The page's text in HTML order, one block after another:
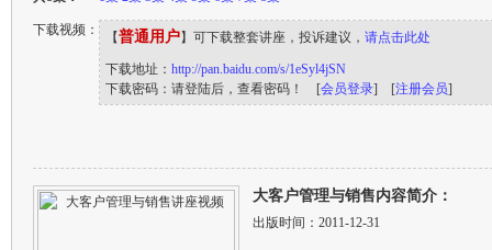
下载视频： 【普通用户】可下载整套讲座，投诉建议， 请点击此处
下载地址： http://pan.baidu.com/s/1eSyl4jSN
下载密码：请登陆后，查看密码！ [会员登录] [注册会员]
大客户管理与销售内容简介：
出版时间：2011-12-31